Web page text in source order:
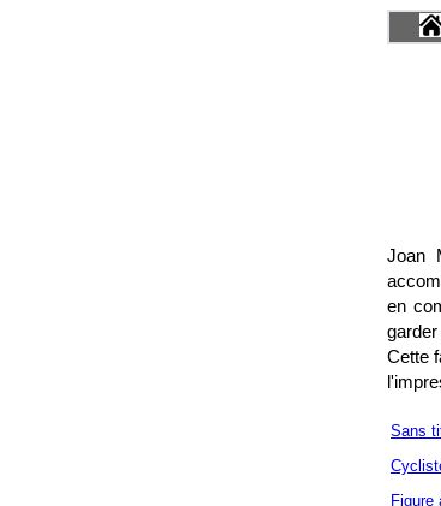
Joan
en
Cette
Sans
Figure